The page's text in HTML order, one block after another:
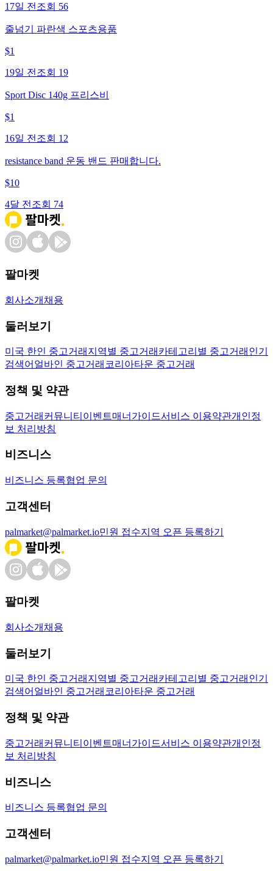
17일 전 조회 56
줄넘기 파란색 스포츠용품
$1
19일 전 조회 19
Sport Disc 140g 프리스비
$1
16일 전 조회 12
resistance band 운동 밴드 판매합니다.
$10
4달 전 조회 74
팔마켓
회사소개 채용
둘러보기
미국 한인 중고거래 지역별 중고거래 카테고리별 중고거래 인기
검색어 얼바인 중고거래 코리아타운 중고거래
정책 및 약관
중고거래 커뮤니티 이벤트매너가이드서비스 이용약관개인정
보 처리방침
비즈니스
비즈니스 등록협업 문의
고객센터
palmarket@palmarket.io민원 접수지역 오픈 등록하기
팔마켓
회사소개 채용
둘러보기
미국 한인 중고거래 지역별 중고거래 카테고리별 중고거래 인기
검색어 얼바인 중고거래 코리아타운 중고거래
정책 및 약관
중고거래 커뮤니티 이벤트매너가이드서비스 이용약관개인정
보 처리방침
비즈니스
비즈니스 등록협업 문의
고객센터
palmarket@palmarket.io민원 접수지역 오픈 등록하기